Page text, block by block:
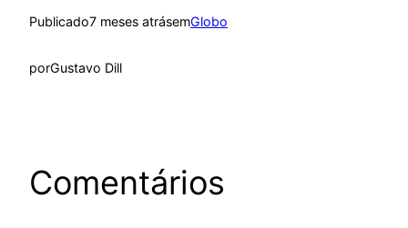
Publicado7 meses atrásemGlobo
porGustavo Dill
Comentários